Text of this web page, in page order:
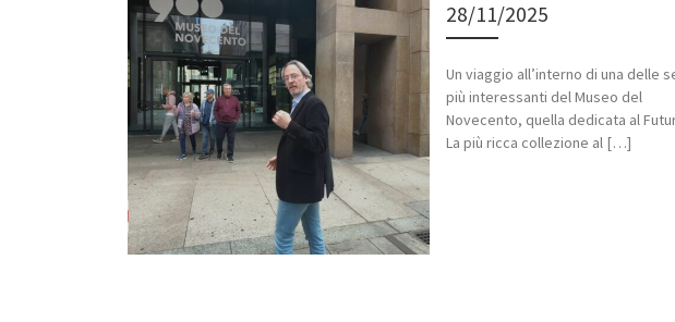
28/11/2025
Un viaggio all’interno di una delle
più interessanti del Museo del
Novecento, quella dedicata al
La più ricca collezione al […]